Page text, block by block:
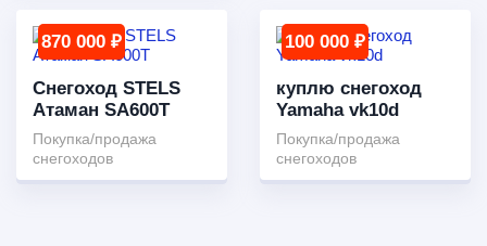
870 000 ₽
Снегоход STELS
Атаман SA600T
Покупка/продажа
снегоходов
100 000 ₽
куплю снегоход
Yamaha vk10d
Покупка/продажа
снегоходов